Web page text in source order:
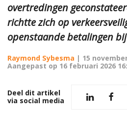
overtredingen
richtte zich op
openstaande betalingen
Raymond Sybesma | 15
Aangepast op 16 februari 2026
Deel dit artikel
via social media